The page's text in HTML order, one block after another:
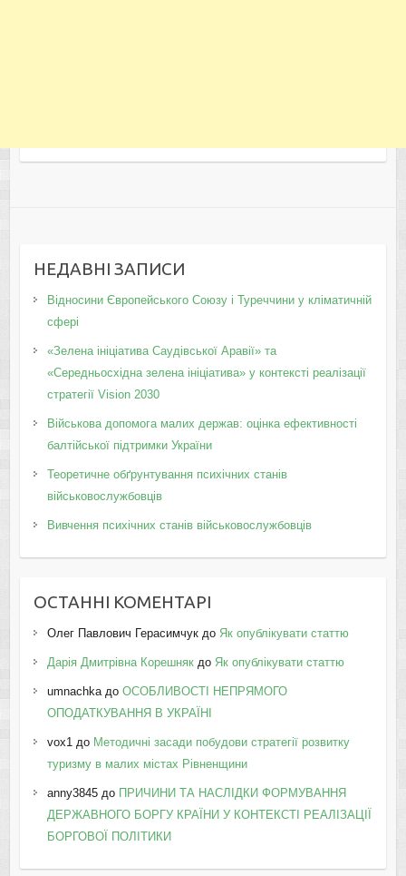
НЕДАВНІ ЗАПИСИ
Відносини Європейського Союзу і Туреччини у кліматичній
сфері
«Зелена ініціатива Саудівської Аравії» та
«Середньосхідна зелена ініціатива» у контексті реалізації
стратегії Vision 2030
Військова допомога малих держав: оцінка ефективності
балтійської підтримки України
Теоретичне обґрунтування психічних станів
військовослужбовців
Вивчення психічних станів військовослужбовців
ОСТАННІ КОМЕНТАРІ
Олег Павлович Герасимчукдо Як опублікувати статтю
Дарія Дмитрівна Корешнякдо Як опублікувати статтю
umnachkaдо ОСОБЛИВОСТІ НЕПРЯМОГО
ОПОДАТКУВАННЯ В УКРАЇНІ
vox1до Методичні засади побудови стратегії розвитку
туризму в малих містах Рівненщини
anny3845до ПРИЧИНИ ТА НАСЛІДКИ ФОРМУВАННЯ
ДЕРЖАВНОГО БОРГУ КРАЇНИ У КОНТЕКСТІ РЕАЛІЗАЦІЇ
БОРГОВОЇ ПОЛІТИКИ